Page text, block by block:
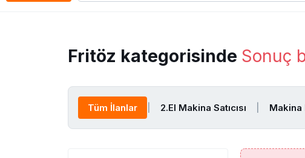
Fritöz kategorisinde Sonuç
Tüm İlanlar 2.El Makina Satıcısı Makina